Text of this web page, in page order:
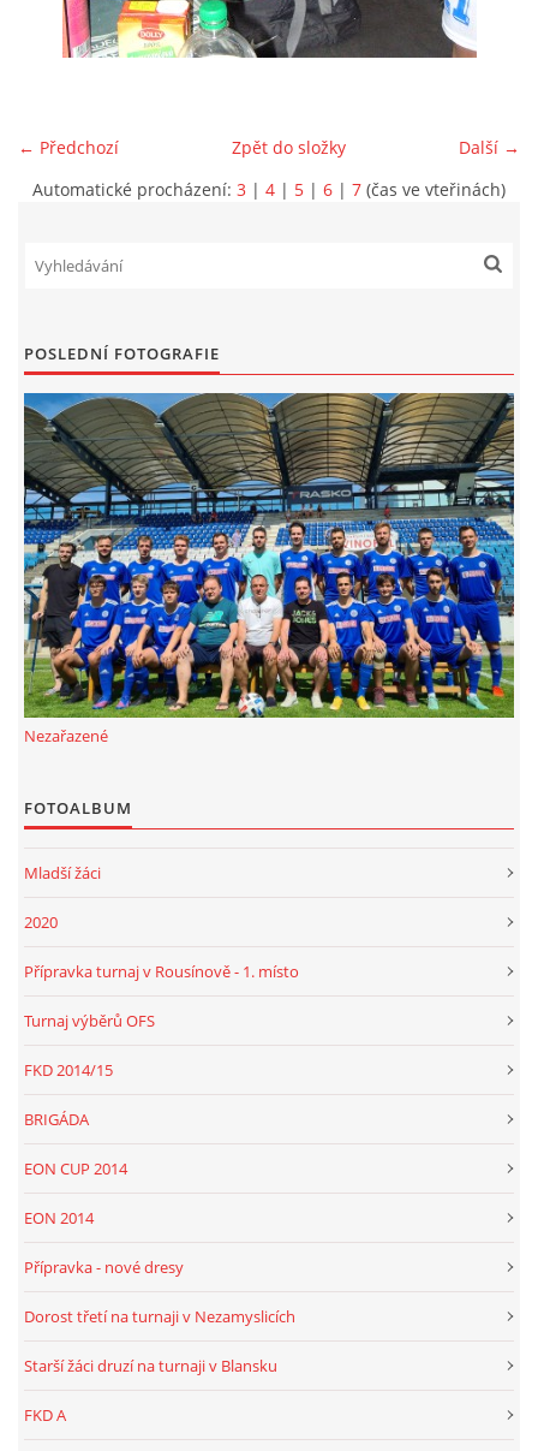
MLADŠÍ PŘÍPRAVKA R2014-2015
DOTACE
FKD, z.s.
Drnovice 704
68304 Drnovice
ičo 27005305
č.ú. 3227086359 / 0800
sekretarfkd@centrum.cz
© 2026 eStránky.cz |RSS
← Předchozí Další →
Zpět do složky
Automatické procházení: 3 | 4 | 5 | 6 | 7 (čas ve vteřinách)
POSLEDNÍ FOTOGRAFIE
Nezařazené
FOTOALBUM
Mladší žáci
2020
Přípravka turnaj v Rousínově - 1. místo
Turnaj výběrů OFS
FKD 2014/15
BRIGÁDA
EON CUP 2014
EON 2014
Přípravka - nové dresy
Dorost třetí na turnaji v Nezamyslicích
Starší žáci druzí na turnaji v Blansku
FKD A